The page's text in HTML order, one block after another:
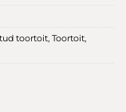
toortoit Toortoit